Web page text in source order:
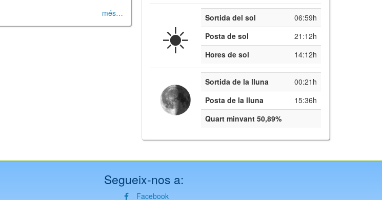
més…
☀️ Sortida del sol
06:59h
Posta de sol
21:12h
Hores de sol
14:12h
Sortida de la lluna
00:21h
Posta de la lluna
15:36h
Quart minvant 50,89%
Segueix-nos a:
Facebook